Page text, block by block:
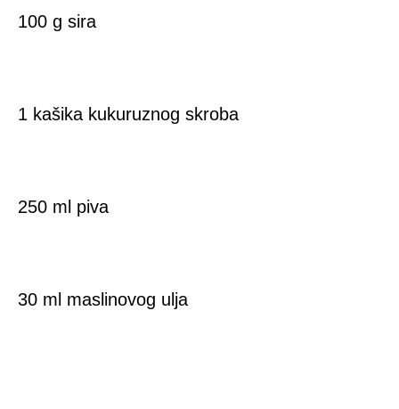
100 g sira
1 kašika kukuruznog skroba
250 ml piva
30 ml maslinovog ulja